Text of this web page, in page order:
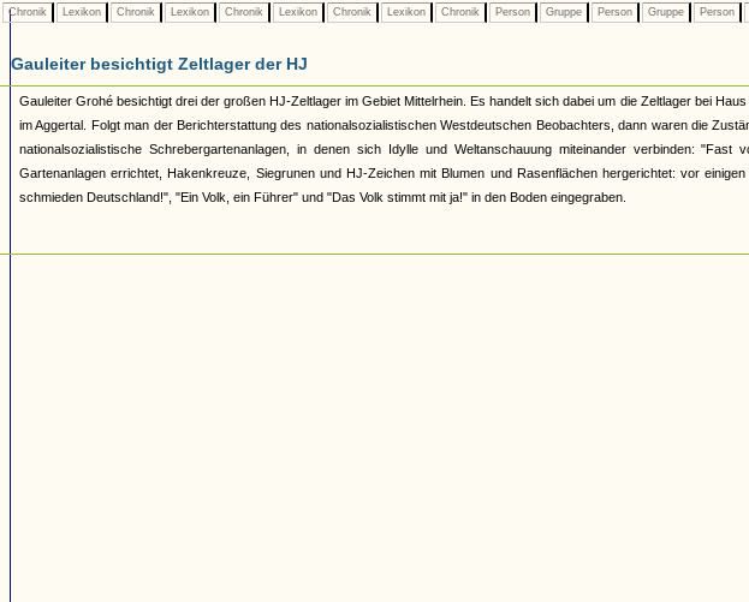
Chronik Lexikon Chronik Lexikon Chronik Lexikon Chronik Lexikon Chronik Person Gruppe Person Gruppe Person
Gauleiter besichtigt Zeltlager der HJ
Gauleiter Grohé besichtigt drei der großen HJ-Zeltlager im Gebiet Mittelrhein. Es handelt sich dabei um die Zeltlager bei
im Aggertal. Folgt man der Berichterstattung des nationalsozialistischen Westdeutschen Beobachters, dann waren die
nationalsozialistische Schrebergartenanlagen, in denen sich Idylle und Weltanschauung miteinander verbinden:
Gartenanlagen errichtet, Hakenkreuze, Siegrunen und HJ-Zeichen mit Blumen und Rasenflächen hergerichtet: vor
schmieden Deutschland!", "Ein Volk, ein Führer" und "Das Volk stimmt mit ja!" in den Boden eingegraben.